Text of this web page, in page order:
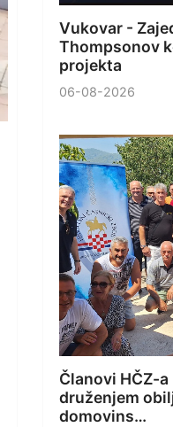
Vukovar -
Thompsonov
projekta
06-08-2026
Članovi HČZ-
druženjem
domovins…